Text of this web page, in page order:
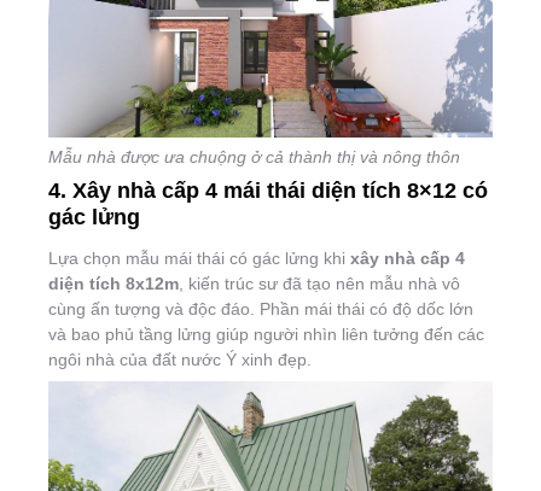
Mẫu nhà được ưa chuộng ở cả thành thị và nông thôn
4. Xây nhà cấp 4 mái thái diện tích 8×12 có
gác lửng
Lựa chọn mẫu mái thái có gác lửng khi xây nhà cấp 4
diện tích 8x12m , kiến trúc sư đã tạo nên mẫu nhà vô
cùng ấn tượng và độc đáo. Phần mái thái có độ dốc lớn
và bao phủ tầng lửng giúp người nhìn liên tưởng đến các
ngôi nhà của đất nước Ý xinh đẹp.